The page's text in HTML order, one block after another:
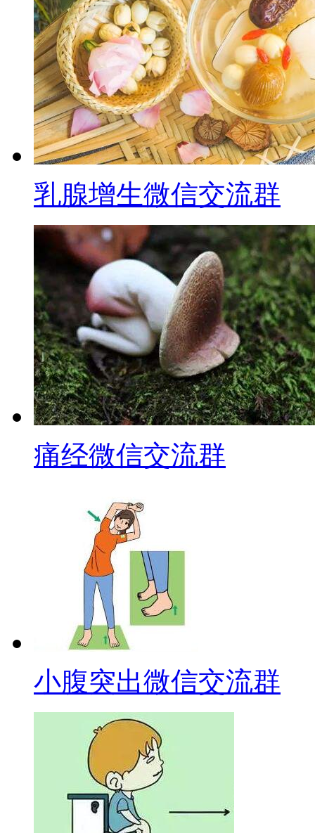
乳腺增生微信交流群
痛经微信交流群
小腹突出微信交流群